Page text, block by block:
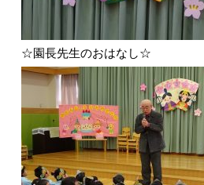
☆園長先生のおはなし☆